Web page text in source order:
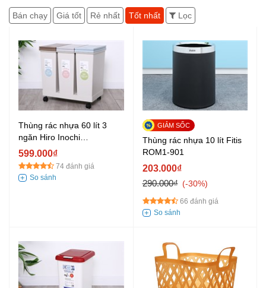
Bán chạy Giá tốt Rẻ nhất Tốt nhất Lọc
Thùng rác nhựa 60 lít 3
ngăn Hiro Inochi
HIN.RAPL.003N
599.000₫
74 đánh giá
Thùng rác nhựa 10 lít Fitis
ROM1-901
203.000₫
290.000₫
-30%
66 đánh giá